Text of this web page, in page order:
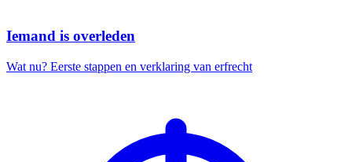
Iemand is overleden
Wat nu? Eerste stappen en verklaring van erfrecht